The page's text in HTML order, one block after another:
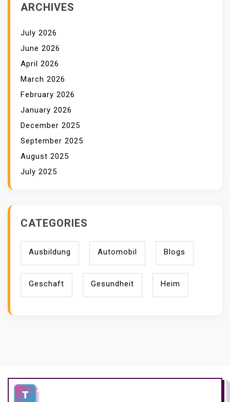
ARCHIVES
July 2026
June 2026
April 2026
March 2026
February 2026
January 2026
December 2025
September 2025
August 2025
July 2025
CATEGORIES
Ausbildung Automobil Blogs
Geschaft Gesundheit Heim
T Top Gebraucht Autos